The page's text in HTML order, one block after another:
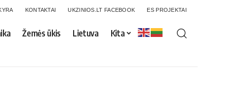
KONTAKTAI UKZINIOS.LT FACEBOOK ES PROJEKTAI
Žemės ūkis Lietuva Kita